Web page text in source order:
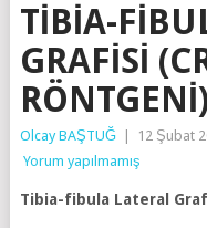
TIBIA-
GRAFISI
RÖNTGENI)
Olcay BAŞTUĞ 12 Şubat
Yorum yapılmamış
Tibia-fibula Lateral